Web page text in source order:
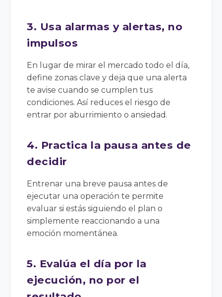
3. Usa alarmas y alertas, no
impulsos
En lugar de mirar el mercado todo el día,
define zonas clave y deja que una alerta
te avise cuando se cumplen tus
condiciones. Así reduces el riesgo de
entrar por aburrimiento o ansiedad.
4. Practica la pausa antes de
decidir
Entrenar una breve pausa antes de
ejecutar una operación te permite
evaluar si estás siguiendo el plan o
simplemente reaccionando a una
emoción momentánea.
5. Evalúa el día por la
ejecución, no por el